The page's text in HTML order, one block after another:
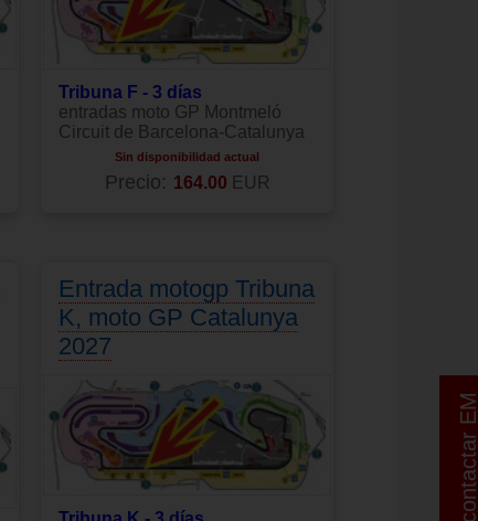
Tribuna F - 3 días
entradas moto GP Montmeló
Circuit de Barcelona-Catalunya
Sin disponibilidad actual
Precio: 164.00 EUR
Entrada motogp Tribuna
K, moto GP Catalunya
2027